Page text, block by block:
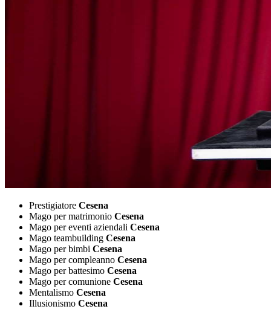
Prestigiatore Cesena
Mago per matrimonio Cesena
Mago per eventi aziendali Cesena
Mago teambuilding Cesena
Mago per bimbi Cesena
Mago per compleanno Cesena
Mago per battesimo Cesena
Mago per comunione Cesena
Mentalismo Cesena
Illusionismo Cesena